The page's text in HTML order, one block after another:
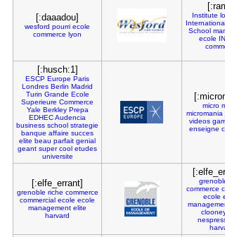
[:daaadou]
wesford pourri ecole
commerce lyon
Institute
School
ecole
[:husch:1]
ESCP Europe Paris
Londres Berlin Madrid
Turin Grande Ecole
Superieure Commerce
Yale Berkley Prepa
EDHECAudencia
business school strategie
banque affaire succes
elite beau parfait genial
geant super cool etudes
universite
micro
micromania
videos
enseigne
[:elfe_errant]
grenoble riche commerce
commercial ecole ecole
management elite
harvard
commerce
ecole